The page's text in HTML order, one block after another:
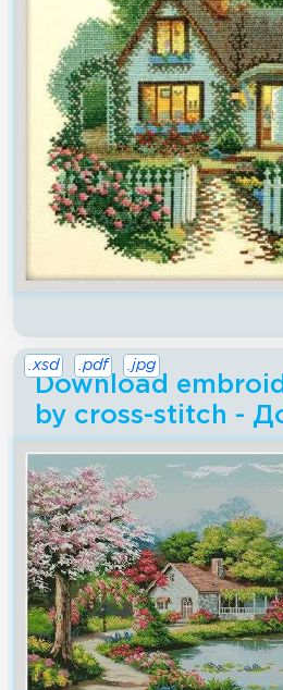
Download
by cross-stitch -
.xsd .pdf .jpg